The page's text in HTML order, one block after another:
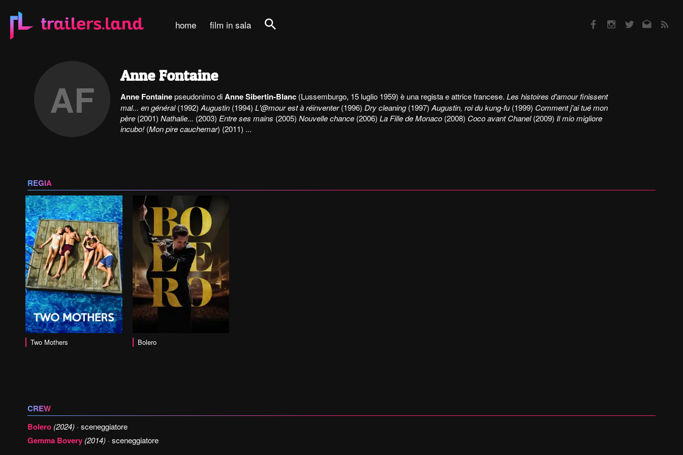
home film in sala
AF
Anne Fontaine
Anne Fontainepseudonimo diAnne Sibertin-Blanc (Lussemburgo, 15 luglio 1959) è una regista e attrice francese.Les histoires d'amour finissent
mal... en général(1992)Augustin (1994)L'@mour est à réinventer(1996)Dry cleaning(1997)Augustin, roi du kung-fu (1999) Comment j'ai tué mon
père (2001)Nathalie... (2003) Entre ses mains (2005)Nouvelle chance (2006)La Fille de Monaco (2008) Coco avant Chanel(2009) Il mio migliore
incubo!(Mon pire cauchemar) (2011) ...
REGIA
Two Mothers
vai alla scheda Bolero
CREW
Bolero (2024) · sceneggiatore
Gemma Bovery (2014) · sceneggiatore